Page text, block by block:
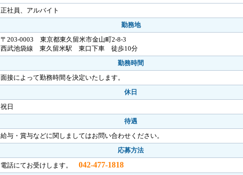
正社員、アルバイト
勤務地
〒203-0003 東京都東久留米市金山町2-8-3
西武池袋線 東久留米駅 東口下車 徒歩10分
勤務時間
面接によって勤務時間を決定いたします。
休日
祝日
待遇
給与・賞与などに関しましてはお問い合わせください。
応募方法
電話にてお受けします。 042-477-1818